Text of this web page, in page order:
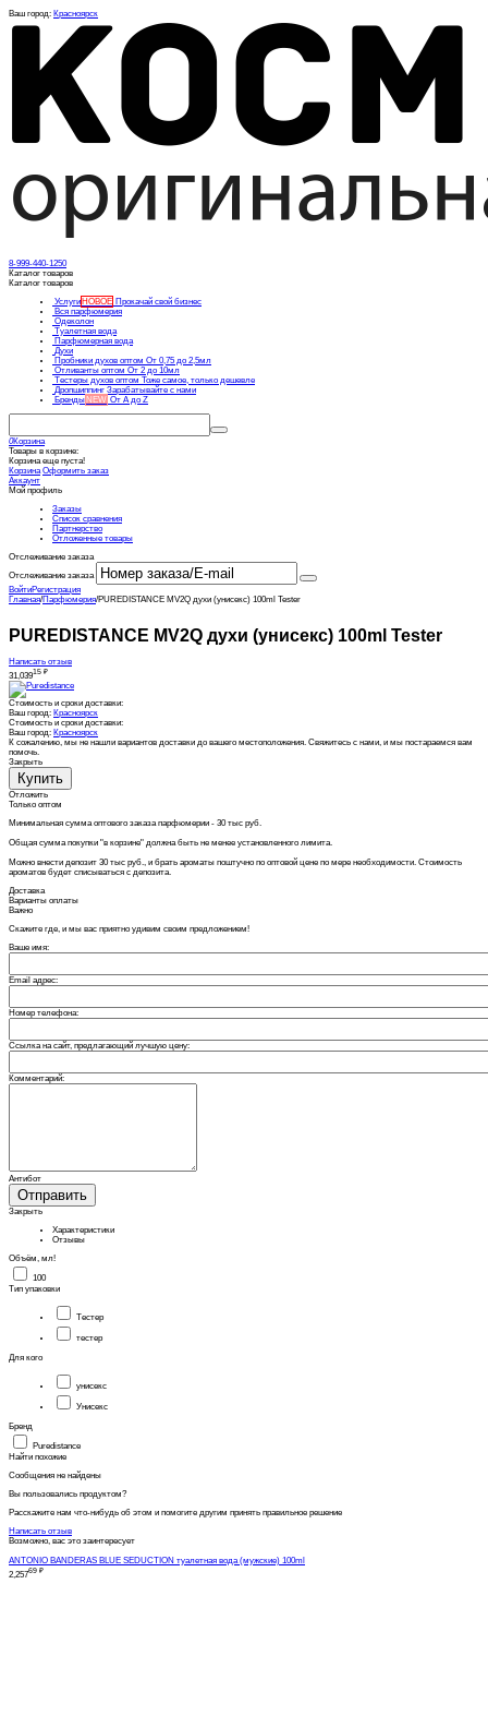
Ваш город: Красноярск
8-999-440-1250
Каталог товаров
Каталог товаров
Услуги НОВОЕ Прокачай свой бизнес
Вся парфюмерия
Одеколон
Туалетная вода
Парфюмерная вода
Духи
Пробники духов оптом От 0,75 до 2,5мл
Отливанты оптом От 2 до 10мл
Тестеры духов оптом Тоже самое, только дешевле
Дропшиппинг Зарабатывайте с нами
Бренды NEW От А до Z
0Корзина
Товары в корзине:
Корзина еще пуста!
Корзина Оформить заказ
Аккаунт
Мой профиль
Заказы
Список сравнения
Партнерство
Отложенные товары
Отслеживание заказа
Отслеживание заказа
ВойтиРегистрация
Главная/Парфюмерия/PUREDISTANCE MV2Q духи (унисекс) 100ml Tester
PUREDISTANCE MV2Q духи (унисекс) 100ml Tester
Написать отзыв
31,03915 ₽
Стоимость и сроки доставки:
Ваш город: Красноярск
Стоимость и сроки доставки:
Ваш город: Красноярск
К сожалению, мы не нашли вариантов доставки до вашего местоположения. Свяжитесь с нами, и мы постараемся вам
помочь.
Закрыть
Купить
Отложить
Только оптом
Минимальная сумма оптового заказа парфюмерии - 30 тыс руб.
Общая сумма покупки "в корзине" должна быть не менее установленного лимита.
Можно внести депозит 30 тыс руб., и брать ароматы поштучно по оптовой цене по мере необходимости. Стоимость
ароматов будет списываться с депозита.
Доставка
Варианты оплаты
Важно
Скажите где, и мы вас приятно удивим своим предложением!
Ваше имя:
Email адрес:
Номер телефона:
Ссылка на сайт, предлагающий лучшую цену:
Комментарий:
Антибот
Отправить
Закрыть
Характеристики
Отзывы
Объём, мл!
100
Тип упаковки
Тестер
тестер
Для кого
унисекс
Унисекс
Бренд
Puredistance
Найти похожие
Сообщения не найдены
Вы пользовались продуктом?
Расскажите нам что-нибудь об этом и помогите другим принять правильное решение
Написать отзыв
Возможно, вас это заинтересует
ANTONIO BANDERAS BLUE SEDUCTION туалетная вода (мужские) 100ml
2,25769 ₽